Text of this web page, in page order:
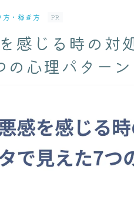
・稼ぎ方 PR
感じる時の対
の心理パター